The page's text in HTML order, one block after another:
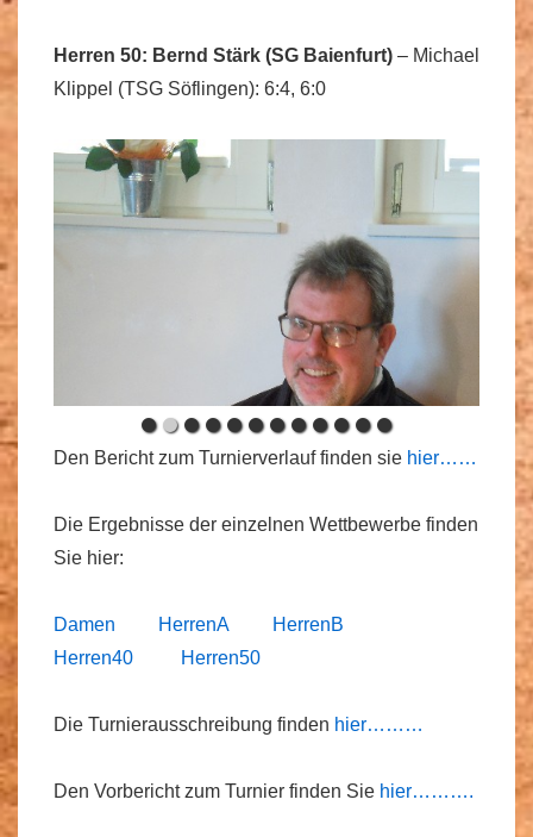
Herren 50: Bernd Stärk (SG Baienfurt) – Michael
Klippel (TSG Söflingen): 6:4, 6:0
Den Bericht zum Turnierverlauf finden sie hier……
Die Ergebnisse der einzelnen Wettbewerbe finden
Sie hier:
Damen HerrenA
HerrenB
Herren40
Herren50
Die Turnierausschreibung finden hier………
Den Vorbericht zum Turnier finden Sie hier……….